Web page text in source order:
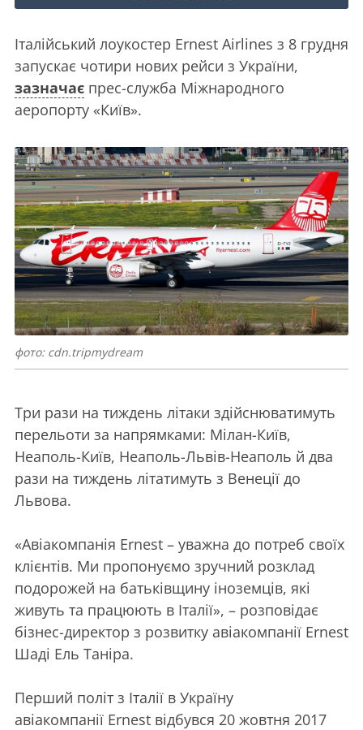
Італійський лоукостер Ernest Airlines з 8 грудня
запускає чотири нових рейси з України,
зазначає прес-служба Міжнародного
аеропорту «Київ».
фото: cdn.tripmydream
Три рази на тиждень літаки здійснюватимуть
перельоти за напрямками: Мілан-Київ,
Неаполь-Київ, Неаполь-Львів-Неаполь й два
рази на тиждень літатимуть з Венеції до
Львова.
«Авіакомпанія Ernest – уважна до потреб своїх
клієнтів. Ми пропонуємо зручний розклад
подорожей на батьківщину іноземців, які
живуть та працюють в Італії», – розповідає
бізнес-директор з розвитку авіакомпанії Ernest
Шаді Ель Таніра.
Перший політ з Італії в Україну
авіакомпанії Ernest відбувся 20 жовтня 2017